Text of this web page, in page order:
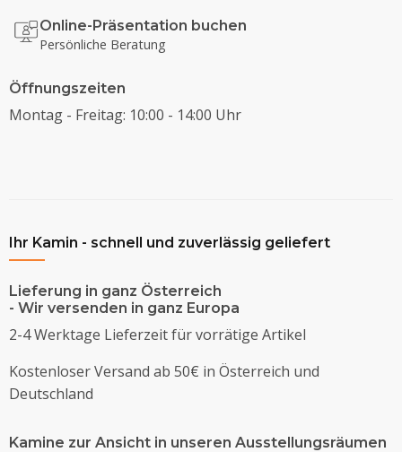
Online-Präsentation buchen
Persönliche Beratung
Öffnungszeiten
Montag - Freitag: 10:00 - 14:00 Uhr
Ihr Kamin - schnell und zuverlässig geliefert
Lieferung in ganz Österreich
- Wir versenden in ganz Europa
2-4 Werktage Lieferzeit für vorrätige Artikel
Kostenloser Versand ab 50€ in Österreich und
Deutschland
Kamine zur Ansicht in unseren Ausstellungsräumen